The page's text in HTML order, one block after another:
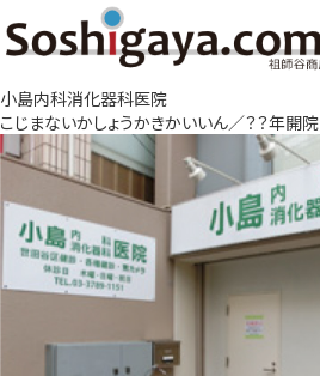
祖師谷商店街
小島内科消化器科医院
こじまないかしょうかきかいいん／？？年開院